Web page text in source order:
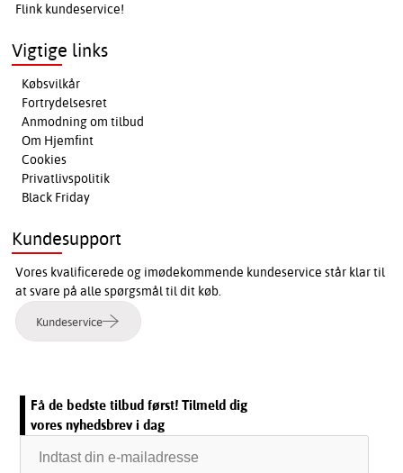
Flink kundeservice!
Vigtige links
Købsvilkår
Fortrydelsesret
Anmodning om tilbud
Om Hjemfint
Cookies
Privatlivspolitik
Black Friday
Kundesupport
Vores kvalificerede og imødekommende kundeservice står klar til
at svare på alle spørgsmål til dit køb.
Kundeservice
Få de bedste tilbud først! Tilmeld dig
vores nyhedsbrev i dag